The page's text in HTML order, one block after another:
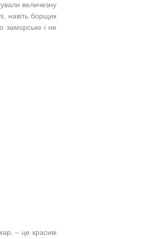
величезну
навіть борщик
заморське і не
– це красиві